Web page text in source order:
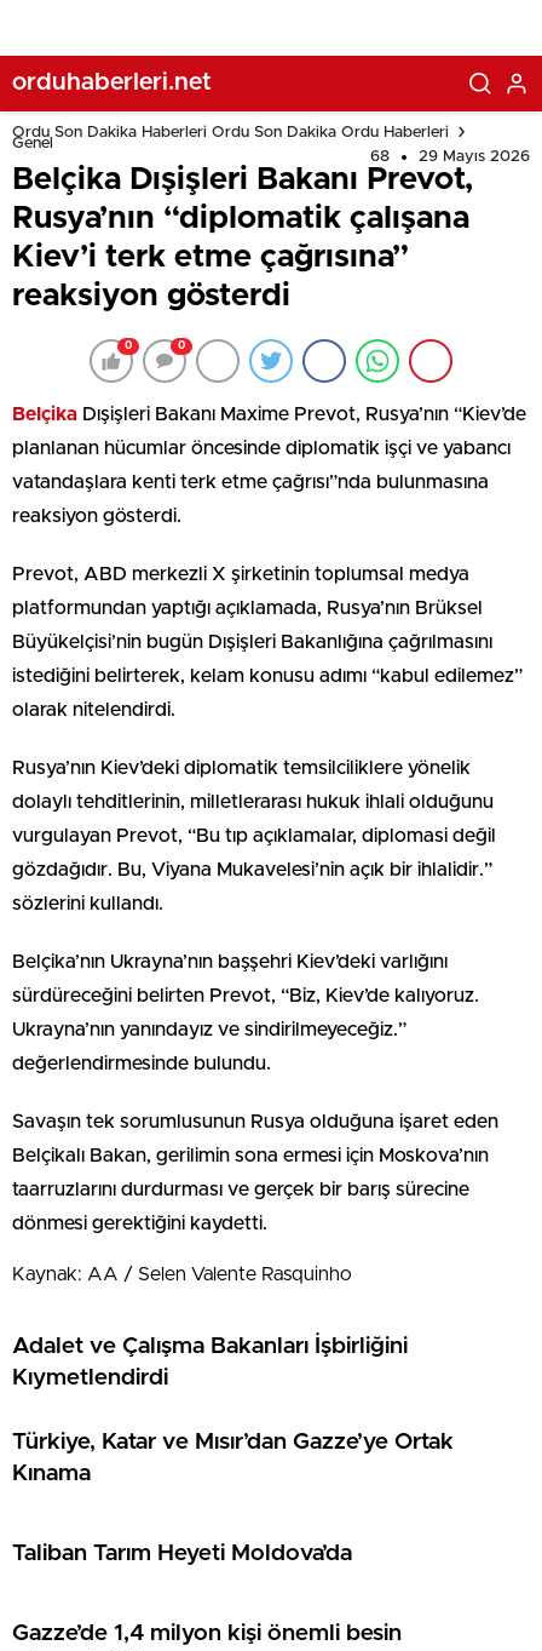
orduhaberleri.net
Ordu Son Dakika Haberleri Ordu Son Dakika Ordu Haberleri
Genel
68
29 Mayıs 2026
Belçika Dışişleri Bakanı Prevot,
Rusya’nın “diplomatik çalışana
Kiev’i terk etme çağrısına”
reaksiyon gösterdi
0 0
Belçika Dışişleri Bakanı Maxime Prevot, Rusya’nın “Kiev’de
planlanan hücumlar öncesinde diplomatik işçi ve yabancı
vatandaşlara kenti terk etme çağrısı”nda bulunmasına
reaksiyon gösterdi.
Prevot, ABD merkezli X şirketinin toplumsal medya
platformundan yaptığı açıklamada, Rusya’nın Brüksel
Büyükelçisi’nin bugün Dışişleri Bakanlığına çağrılmasını
istediğini belirterek, kelam konusu adımı “kabul edilemez”
olarak nitelendirdi.
Rusya’nın Kiev’deki diplomatik temsilciliklere yönelik
dolaylı tehditlerinin, milletlerarası hukuk ihlali olduğunu
vurgulayan Prevot, “Bu tıp açıklamalar, diplomasi değil
gözdağıdır. Bu, Viyana Mukavelesi’nin açık bir ihlalidir.”
sözlerini kullandı.
Belçika’nın Ukrayna’nın başşehri Kiev’deki varlığını
sürdüreceğini belirten Prevot, “Biz, Kiev’de kalıyoruz.
Ukrayna’nın yanındayız ve sindirilmeyeceğiz.”
değerlendirmesinde bulundu.
Savaşın tek sorumlusunun Rusya olduğuna işaret eden
Belçikalı Bakan, gerilimin sona ermesi için Moskova’nın
taarruzlarını durdurması ve gerçek bir barış sürecine
dönmesi gerektiğini kaydetti.
Kaynak: AA / Selen Valente Rasquinho
Adalet ve Çalışma Bakanları İşbirliğini
Kıymetlendirdi
Türkiye, Katar ve Mısır’dan Gazze’ye Ortak
Kınama
Taliban Tarım Heyeti Moldova’da
Gazze’de 1,4 milyon kişi önemli besin